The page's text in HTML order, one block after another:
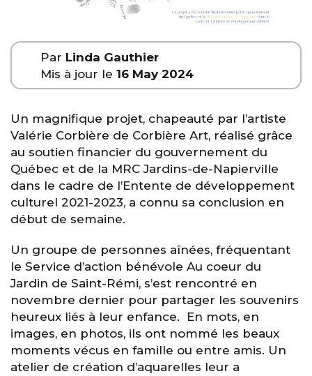
Par Linda Gauthier
Mis à jour le 16 May 2024
Un magnifique projet, chapeauté par l’artiste
Valérie Corbière de Corbière Art, réalisé grâce
au soutien financier du gouvernement du
Québec et de la MRC Jardins-de-Napierville
dans le cadre de l’Entente de développement
culturel 2021-2023, a connu sa conclusion en
début de semaine.
Un groupe de personnes aînées, fréquentant
le Service d’action bénévole Au coeur du
Jardin de Saint-Rémi, s’est rencontré en
novembre dernier pour partager les souvenirs
heureux liés à leur enfance. En mots, en
images, en photos, ils ont nommé les beaux
moments vécus en famille ou entre amis. Un
atelier de création d’aquarelles leur a